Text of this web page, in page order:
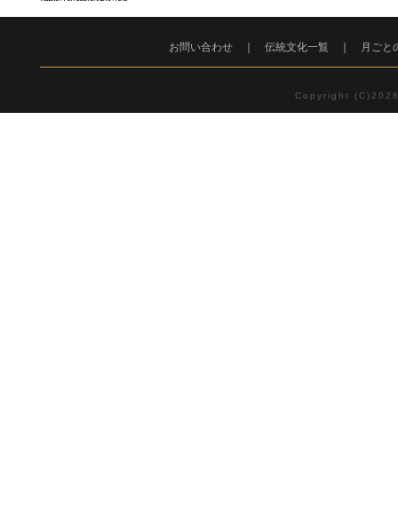
お問い合わせ ｜ 伝統文化一覧 ｜ 月ごと
Copyright